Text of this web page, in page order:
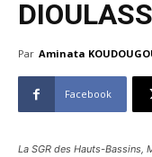
Par Aminata
Facebook
La SGR des Hauts-Bassins,